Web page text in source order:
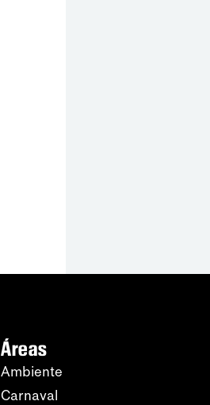
Áreas
Ambiente
Carnaval